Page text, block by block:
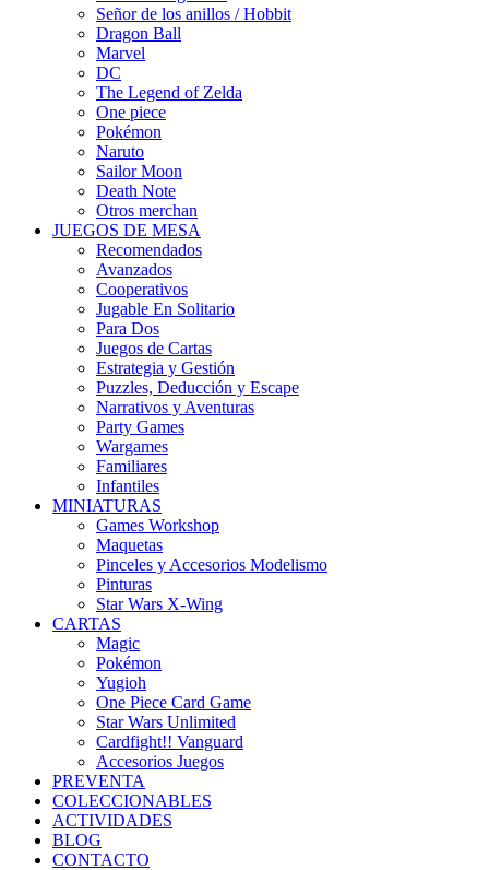
Señor de los anillos / Hobbit
Dragon Ball
Marvel
DC
The Legend of Zelda
One piece
Pokémon
Naruto
Sailor Moon
Death Note
Otros merchan
JUEGOS DE MESA
Recomendados
Avanzados
Cooperativos
Jugable En Solitario
Para Dos
Juegos de Cartas
Estrategia y Gestión
Puzzles, Deducción y Escape
Narrativos y Aventuras
Party Games
Wargames
Familiares
Infantiles
MINIATURAS
Games Workshop
Maquetas
Pinceles y Accesorios Modelismo
Pinturas
Star Wars X-Wing
CARTAS
Magic
Pokémon
Yugioh
One Piece Card Game
Star Wars Unlimited
Cardfight!! Vanguard
Accesorios Juegos
PREVENTA
COLECCIONABLES
ACTIVIDADES
BLOG
CONTACTO